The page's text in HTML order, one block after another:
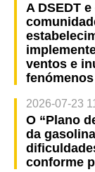
A DSEDT
ventos e
2026-07-23
O “Plano
da
conforme